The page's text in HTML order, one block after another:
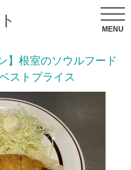
MENU
】根室のソウルフード
ストプライス